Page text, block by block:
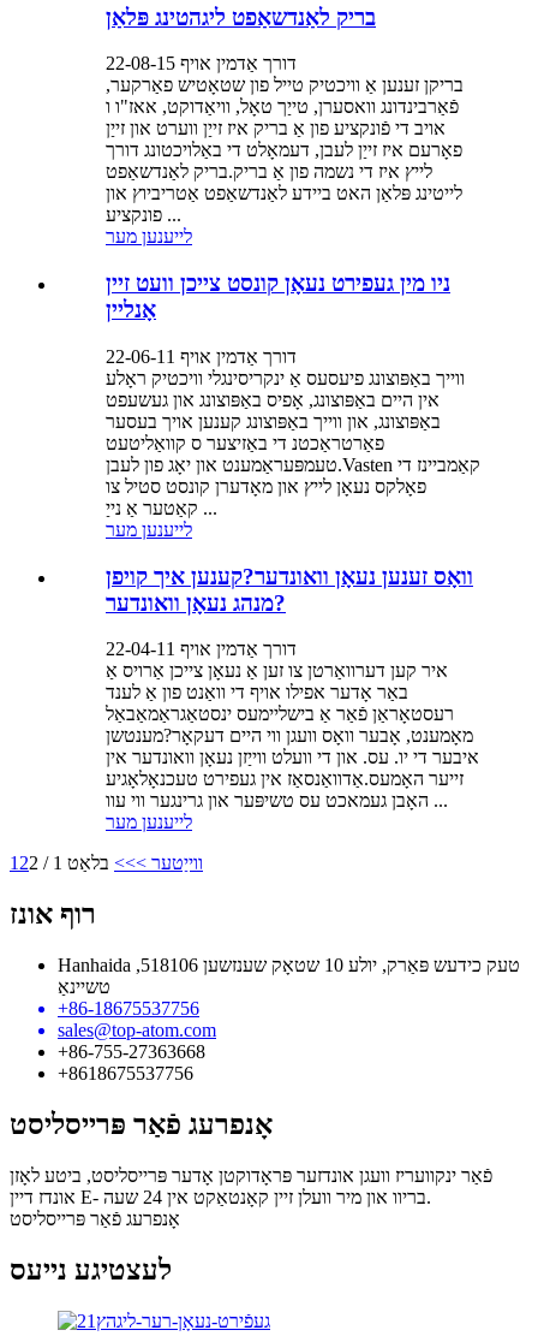
בריק לאַנדשאַפט ליגהטינג פּלאַן
דורך אַדמין אויף 22-08-15
בריקן זענען אַ וויכטיק טייל פון שטאָטיש פאַרקער,
פֿאַרבינדונג וואסערן, טייַך טאָל, וויאַדוקט, אאז"ו ו
אויב די פֿונקציע פון ​​אַ בריק איז זייַן ווערט און זייַן
פאָרעם איז זייַן לעבן, דעמאָלט די באַלויכטונג דורך
לייץ איז די נשמה פון אַ בריק.בריק לאַנדשאַפט
לייטינג פּלאַן האט ביידע לאַנדשאַפט אַטריביוץ און
פונקציע ...
לייענען מער
ניו מין געפירט נעאָן קונסט צייכן וועט זיין
אָנליין
דורך אַדמין אויף 22-06-11
ווייך באַפּוצונג פיעסעס אַ ינקריסינגלי וויכטיק ראָלע
אין היים באַפּוצונג, אָפיס באַפּוצונג און געשעפט
באַפּוצונג, און ווייך באַפּוצונג קענען אויך בעסער
פאַרטראַכטנ די באַזיצער ס קוואַליטעט
טעמפּעראַמענט און יאָג פון לעבן.Vasten קאַמביינז די
פאָלקס נעאָן לייץ און מאָדערן קונסט סטיל צו
קאַטער אַ נייַ ...
לייענען מער
וואָס זענען נעאָן וואונדער?קענען איך קויפן
מנהג נעאָן וואונדער?
דורך אַדמין אויף 22-04-11
איר קען דערוואַרטן צו זען אַ נעאָן צייכן אַרויס אַ
באַר אָדער אפילו אויף די וואַנט פון אַ לענד
רעסטאָראַן פֿאַר אַ בישליימעס ינסטאַגראַמאַבאַל
מאָמענט, אָבער וואָס וועגן ווי היים דעקאָר?מענטשן
איבער די יו. עס. און די וועלט ווייַזן נעאָן וואונדער אין
זייער האָמעס.אַדוואַנסאַז אין געפירט טעכנאָלאָגיע
האָבן געמאכט עס טשיפּער און גרינגער ווי עוו ...
לייענען מער
1 2 ווייַטער >>> בלאַט 1 / 2
רוף אונז
Hanhaida טעק כידעש פּאַרק, יולע 10 שטאָק שענזשען 518106,
טשיינאַ
+86-18675537756
sales@top-atom.com
+86-755-27363668
+8618675537756
אָנפרעג פֿאַר פּרייסליסט
פֿאַר ינקוועריז וועגן אונדזער פּראָדוקטן אָדער פּרייסליסט, ביטע לאָזן
אונדז דיין E- בריוו און מיר וועלן זיין קאָנטאַקט אין 24 שעה.
אָנפרעג פֿאַר פּרייסליסט
לעצטיגע נייעס